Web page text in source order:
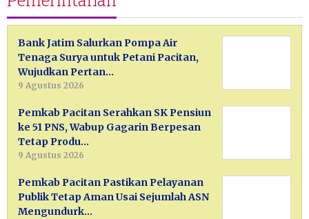
Bank Jatim Salurkan Pompa Air
Tenaga Surya untuk Petani Pacitan,
Wujudkan Pertan…
9 Agustus 2026
Pemkab Pacitan Serahkan SK Pensiun
ke 51 PNS, Wabup Gagarin Berpesan
Tetap Produ…
9 Agustus 2026
Pemkab Pacitan Pastikan Pelayanan
Publik Tetap Aman Usai Sejumlah ASN
Mengundurk…